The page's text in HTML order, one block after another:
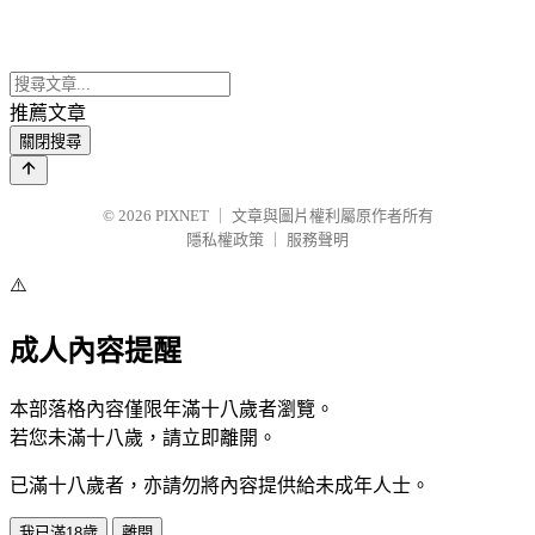
推薦文章
關閉搜尋
© 2026 PIXNET
文章與圖片權利屬原作者所有
隱私權政策
服務聲明
⚠️
成人內容提醒
本部落格內容僅限年滿十八歲者瀏覽。
若您未滿十八歲，請立即離開。
已滿十八歲者，亦請勿將內容提供給未成年人士。